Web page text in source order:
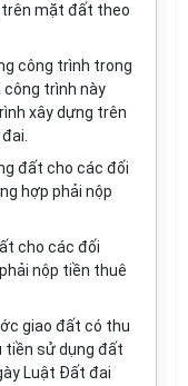
trên mặt đất theo
công trình trong
công trình này
xây dựng trên
đất cho các đối
hợp phải nộp
cho các đối
nộp tiền thuê
giao đất có thu
tiền sử dụng đất
Luật Đất đai